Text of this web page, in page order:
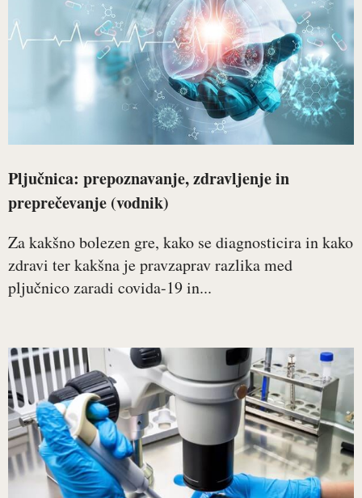
Pljučnica: prepoznavanje, zdravljenje in
preprečevanje (vodnik)
Za kakšno bolezen gre, kako se diagnosticira in kako
zdravi ter kakšna je pravzaprav razlika med
pljučnico zaradi covida-19 in...